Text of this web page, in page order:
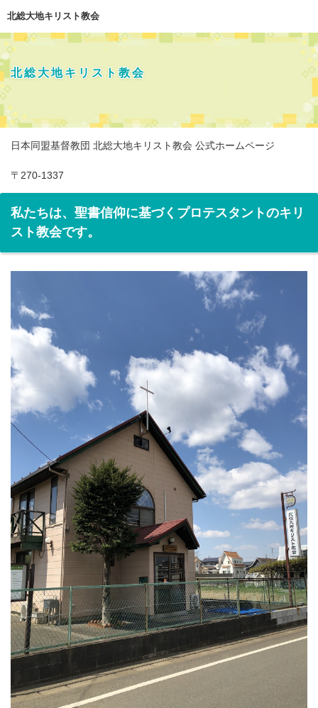
北総大地キリスト教会
北総大地キリスト教会
日本同盟基督教団 北総大地キリスト教会 公式ホームページ
〒270-1337
千葉県印西市草深2528-4
電話: 0476-46-5900
FAX: 0476-47-
1249
Email: hokuso.daichi@gmail.com
私たちは、聖書信仰に基づくプロテスタントのキリ
スト教会です。